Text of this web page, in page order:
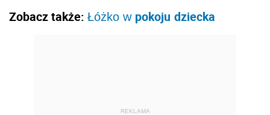
Zobacz także: Łóżko w pokoju dziecka
REKLAMA